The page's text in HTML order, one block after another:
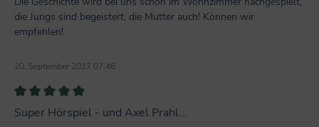
die Jungs sind begeistert, die Mutter auch! Können wir
empfehlen!
20. September 2017 07:46
Bewertung mit 5 von 5 Sternen
Super Hörspiel - und Axel Prahl...